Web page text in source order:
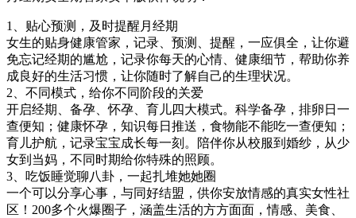
1、贴心预测，及时提醒月经期
女生的贴身健康管家，记录、预测、提醒，一应俱全，让你避
免忘记经期的尴尬，记录你每天的心情、健康细节，帮助你养
成良好的生活习惯，让你随时了解自己的生理状况。
2、不同模式，给你不同阶段的关爱
开启经期、备孕、怀孕、育儿四大模式。科学备孕，排卵日一
查便知；健康怀孕，知识每日推送，食物能不能吃一查便知；
育儿护航，记录宝宝成长每一刻。陪伴你从校服到婚纱，从少
女到当妈，不同时期给你特殊的照顾。
3、吃饭睡觉聊八卦，一起扎堆她她圈
一个可以分享心事，与同好结盟，供你安放情感的真实女性社
区！200多个火爆圈子，涵盖生活的方方面面，情感、美食、